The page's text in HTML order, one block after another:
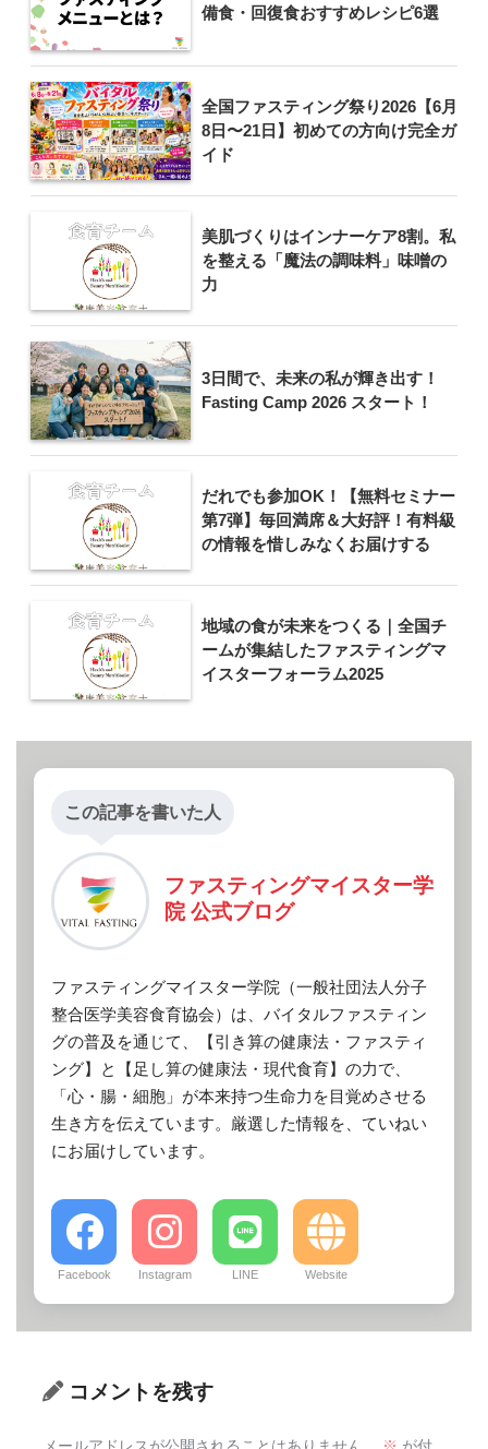
備食・回復食おすすめレシピ6選
全国ファスティング祭り2026【6月
8日〜21日】初めての方向け完全ガ
イド
美肌づくりはインナーケア8割。私
を整える「魔法の調味料」味噌の
力
3日間で、未来の私が輝き出す！
Fasting Camp 2026 スタート！
だれでも参加OK！【無料セミナー
第7弾】毎回満席＆大好評！有料級
の情報を惜しみなくお届けする
地域の食が未来をつくる｜全国チ
ームが集結したファスティングマ
イスターフォーラム2025
この記事を書いた人
ファスティングマイスター学
院 公式ブログ
ファスティングマイスター学院（一般社団法人分子
整合医学美容食育協会）は、バイタルファスティン
グの普及を通じて、【引き算の健康法・ファスティ
ング】と【足し算の健康法・現代食育】の力で、
「心・腸・細胞」が本来持つ生命力を目覚めさせる
生き方を伝えています。厳選した情報を、ていねい
にお届けしています。
Facebook Instagram LINE Website
コメントを残す